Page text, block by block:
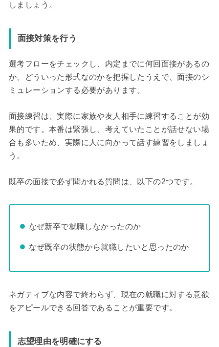
しましょう。
面接対策を行う
選考フローをチェックし、内定までに何回面接があるの
か、どういった形式なのかを把握したうえで、面接のシ
ミュレーションする必要があります。
面接練習は、実際に家族や友人相手に練習することが効
果的です。本番は緊張し、考えていたことが話せない場
合も多いため、実際に人に向かって話す練習をしましょ
う。
既卒の面接で必ず聞かれる質問は、以下の2つです。
なぜ新卒で就職しなかったのか
なぜ既卒の状態から就職したいと思ったのか
ネガティブな内容で終わらず、現在の就職に対する意欲
をアピールできる回答であることが重要です。
志望理由を明確にする